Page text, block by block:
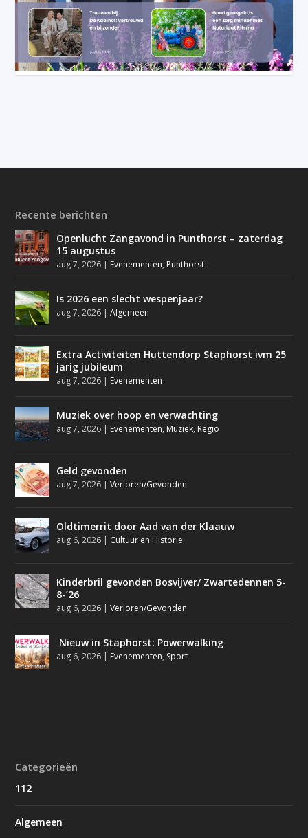
Recente berichten
Openlucht Zangavond in Punthorst – zaterdag
15 augustus
aug 7, 2026 | Evenementen, Punthorst
Is 2026 een slecht wespenjaar?
aug 7, 2026 |Algemeen
Extra Activiteiten Huttendorp Staphorst ivm 25
jarig jubileum
aug 7, 2026 | Evenementen
Muziek over hoop en verwachting
aug 7, 2026 | Evenementen, Muziek, Regio
Geld gevonden
aug 7, 2026 |Verloren/Gevonden
Oldtimerrit door Aad van der Klaauw
aug 6, 2026 | Cultuur en Historie
Kinderbril gevonden Bosvijver/ Zwartedennen 5-
8-’26
aug 6, 2026 |Verloren/Gevonden
Nieuw in Staphorst: Powerwalking
aug 6, 2026 | Evenementen, Sport
Categorieën
112
Algemeen